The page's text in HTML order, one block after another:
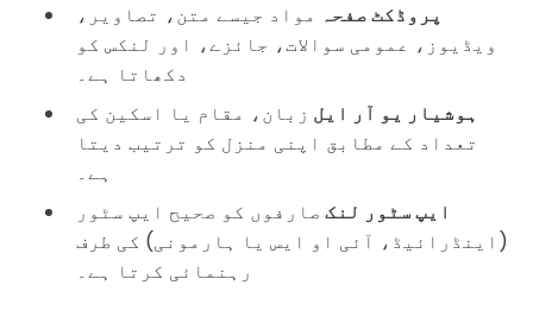
پروڈکٹ صفحہ مواد جیسے متن، تصاویر،
ویڈیوز، عمومی سوالات، جائزے، اور لنکس کو
دکھاتا ہے۔
ہوشیار یو آر ایل زبان، مقام یا اسکین کی
تعداد کے مطابق اپنی منزل کو ترتیب دیتا
ہے۔
ایپ سٹور لنک صارفوں کو صحیح ایپ سٹور
(اینڈرائیڈ، آئی او ایس یا ہارمونی) کی طرف
رہنمائی کرتا ہے۔